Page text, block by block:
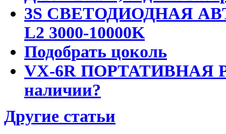
3S СВЕТОДИОДНАЯ
L2 3000-10000K
Подобрать цоколь
VX-6R ПОРТАТИВНАЯ
наличии?
Другие статьи